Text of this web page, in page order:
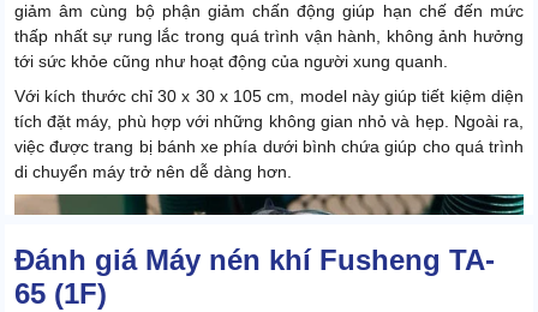
giảm âm cùng bộ phận giảm chấn động giúp hạn chế đến mức
thấp nhất sự rung lắc trong quá trình vận hành, không ảnh hưởng
tới sức khỏe cũng như hoạt động của người xung quanh.
Với kích thước chỉ 30 x 30 x 105 cm, model này giúp tiết kiệm diện
tích đặt máy, phù hợp với những không gian nhỏ và hẹp. Ngoài ra,
việc được trang bị bánh xe phía dưới bình chứa giúp cho quá trình
di chuyển máy trở nên dễ dàng hơn.
Đánh giá Máy nén khí Fusheng TA-
65 (1F)